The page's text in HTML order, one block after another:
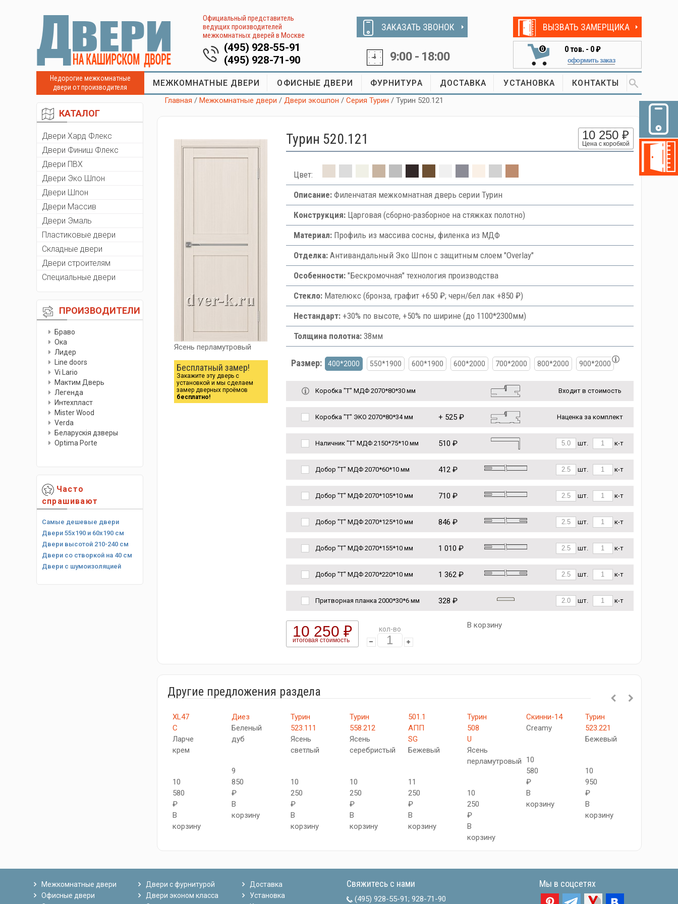
Официальный представитель
ведущих производителей
межкомнатных дверей в Москве
(495) 928-55-91
(495) 928-71-90
ЗАКАЗАТЬ ЗВОНОК
9:00 - 18:00
ВЫЗВАТЬ ЗАМЕРЩИКА
0 0тов. - 0 ₽
оформить заказ
Недорогие межкомнатные
двери от производителя
МЕЖКОМНАТНЫЕ ДВЕРИ ОФИСНЫЕ ДВЕРИ ФУРНИТУРА ДОСТАВКА УСТАНОВКА КОНТАКТЫ
КАТАЛОГ
Двери Хард Флекс
Двери Финиш Флекс
Двери ПВХ
Двери Эко Шпон
Двери Шпон
Двери Массив
Двери Эмаль
Пластиковые двери
Складные двери
Двери строителям
Специальные двери
ПРОИЗВОДИТЕЛИ
Браво
Ока
Лидер
Line doors
Vi Lario
Мактим Дверь
Легенда
Интехпласт
Мister Wood
Verda
Беларускiя дзверы
Optima Porte
Часто
спрашивают
Самые дешевые двери
Двери 55х190 и 60х190 см
Двери высотой 210-240 см
Двери со створкой на 40 см
Двери с шумоизоляцией
Главная /Межкомнатные двери /Двери экошпон /Серия Турин / Турин 520.121
Ясень перламутровый
Бесплатный замер!
Закажите эту дверь с
установкой и мы сделаем
замер дверных проёмов
бесплатно!
Турин 520.121 10 250 ₽
Цена с коробкой
Цвет:
Описание:Филенчатая межкомнатная дверь серии Турин
Конструкция:Царговая (сборно-разборное на стяжках полотно)
Материал:Профиль из массива сосны, филенка из МДФ
Отделка:Антивандальный Эко Шпон с защитным слоем "Overlay"
Особенности:"Бескромочная" технология производства
Стекло:Мателюкс (бронза, графит +650 ₽; черн/бел лак +850 ₽)
Нестандарт:+30% по высоте, +50% по ширине (до 1100*2300мм)
Толщина полотна:38мм
Размер: 400*2000 550*1900 600*1900 600*2000 700*2000 800*2000 900*2000
Коробка "Т" МДФ 2070*80*30 мм Входит в стоимость
Коробка "Т" ЭКО 2070*80*34 мм + 525 ₽ Наценка за комплект
Наличник "Т" МДФ 2150*75*10 мм 510 ₽ шт. к-т
Добор "Т" МДФ 2070*60*10 мм 412 ₽ шт. к-т
Добор "Т" МДФ 2070*105*10 мм 710 ₽ шт. к-т
Добор "Т" МДФ 2070*125*10 мм 846 ₽ шт. к-т
Добор "Т" МДФ 2070*155*10 мм 1 010 ₽ шт. к-т
Добор "Т" МДФ 2070*220*10 мм 1 362 ₽ шт. к-т
Притворная планка 2000*30*6 мм 328 ₽ шт. к-т
10 250 ₽
итоговая стоимость
кол-во В корзину
Другие предложения раздела
XL47
C
Ларче
крем
10
580
₽
В
корзину
Диез
Беленый
дуб
9
850
₽
В
корзину
Турин
523.111
Ясень
светлый
10
250
₽
В
корзину
Турин
558.212
Ясень
серебристый
10
250
₽
В
корзину
501.1
АПП
SG
Бежевый
11
250
₽
В
корзину
Турин
508
U
Ясень
перламутровый
10
250
₽
В
корзину
Скинни-14
Creamy
10
580
₽
В
корзину
Турин
523.221
Бежевый
10
950
₽
В
корзину
Межкомнатные двери
Офисные двери
Двери с фурнитурой
Двери эконом класса
Доставка
Установка
Свяжитесь с нами
(495) 928-55-91; 928-71-90
Мы в соцсетях